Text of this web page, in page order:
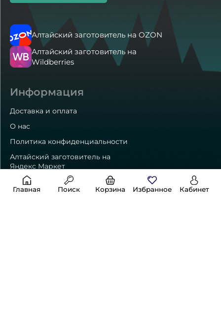
Алтайский заготовитель на OZON
Алтайский заготовитель на
Wildberries
Информация
Доставка и оплата
О нас
Политика конфиденциальности
Алтайский заготовитель на
Яндекс Маркет
Главная Поиск Корзина Избранное Кабинет